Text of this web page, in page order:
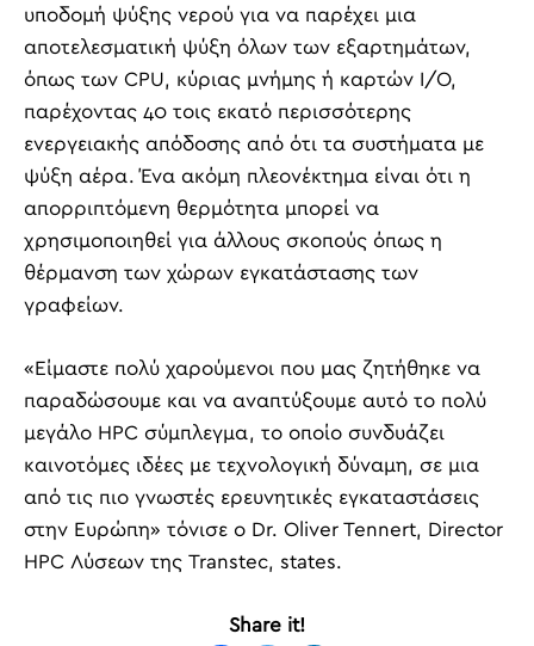
υποδομή ψύξης νερού για να παρέχει μια
αποτελεσματική ψύξη όλων των εξαρτημάτων,
όπως των CPU, κύριας μνήμης ή καρτών I/O,
παρέχοντας 40 τοις εκατό περισσότερης
ενεργειακής απόδοσης από ότι τα συστήματα με
ψύξη αέρα. Ένα ακόμη πλεονέκτημα είναι ότι η
απορριπτόμενη θερμότητα μπορεί να
χρησιμοποιηθεί για άλλους σκοπούς όπως η
θέρμανση των χώρων εγκατάστασης των
γραφείων.
«Είμαστε πολύ χαρούμενοι που μας ζητήθηκε να
παραδώσουμε και να αναπτύξουμε αυτό το πολύ
μεγάλο HPC σύμπλεγμα, το οποίο συνδυάζει
καινοτόμες ιδέες με τεχνολογική δύναμη, σε μια
από τις πιο γνωστές ερευνητικές εγκαταστάσεις
στην Ευρώπη» τόνισε ο Dr. Oliver Tennert, Director
HPC Λύσεων της Transtec, states.
Share it!